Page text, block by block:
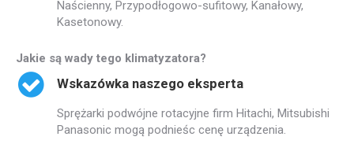
Naścienny, Przypodłogowo-sufitowy, Kanałowy,
Kasetonowy.
Jakie są wady tego klimatyzatora?
Wskazówka naszego eksperta
Sprężarki podwójne rotacyjne firm Hitachi, Mitsubishi
Panasonic mogą podnieśc cenę urządzenia.